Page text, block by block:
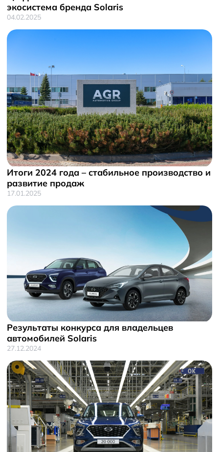
экосистема бренда Solaris
04.02.2025
Итоги 2024 года – стабильное производство и
развитие продаж
17.01.2025
Результаты конкурса для владельцев
автомобилей Solaris
27.12.2024